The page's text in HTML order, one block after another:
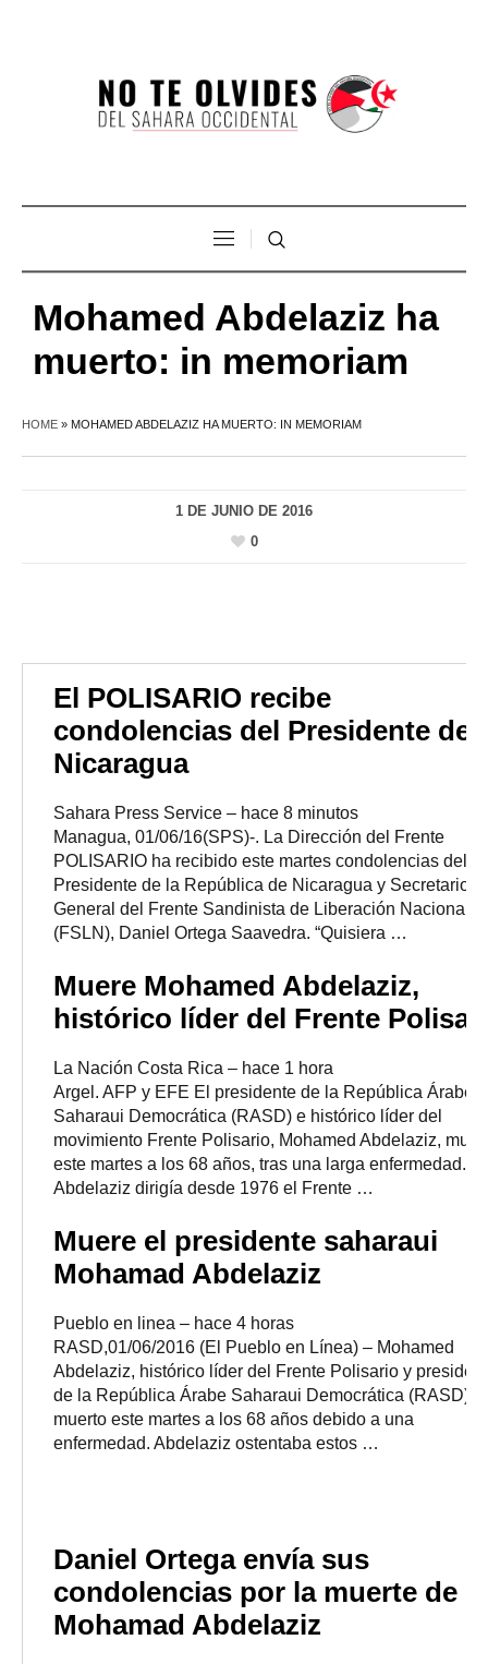
Mohamed Abdelaziz ha
muerto: in memoriam
HOME » MOHAMED ABDELAZIZ HA MUERTO: IN MEMORIAM
1 DE JUNIO DE 2016
0
El POLISARIO recibe
condolencias del Presidente de
Nicaragua
Sahara Press Service – ‎hace 8 minutos‎
Managua, 01/06/16(SPS)-. La Dirección del Frente
POLISARIO ha recibido este martes condolencias del
Presidente de la República de Nicaragua y Secretario
General del Frente Sandinista de Liberación Nacional
(FSLN), Daniel Ortega Saavedra. “Quisiera …
Muere Mohamed Abdelaziz,
histórico líder del Frente
La Nación Costa Rica – ‎hace 1 hora‎
Argel. AFP y EFE El presidente de la República Árabe
Saharaui Democrática (RASD) e histórico líder del
movimiento Frente Polisario, Mohamed Abdelaziz, murió
este martes a los 68 años, tras una larga enfermedad.
Abdelaziz dirigía desde 1976 el Frente …
Muere el presidente saharaui
Mohamad Abdelaziz
Pueblo en linea – ‎hace 4 horas‎
RASD,01/06/2016 (El Pueblo en Línea) – Mohamed
Abdelaziz, histórico líder del Frente Polisario y
de la República Árabe Saharaui Democrática (RASD),
muerto este martes a los 68 años debido a una
enfermedad. Abdelaziz ostentaba estos …
Daniel Ortega envía sus
condolencias por la muerte de
Mohamad Abdelaziz